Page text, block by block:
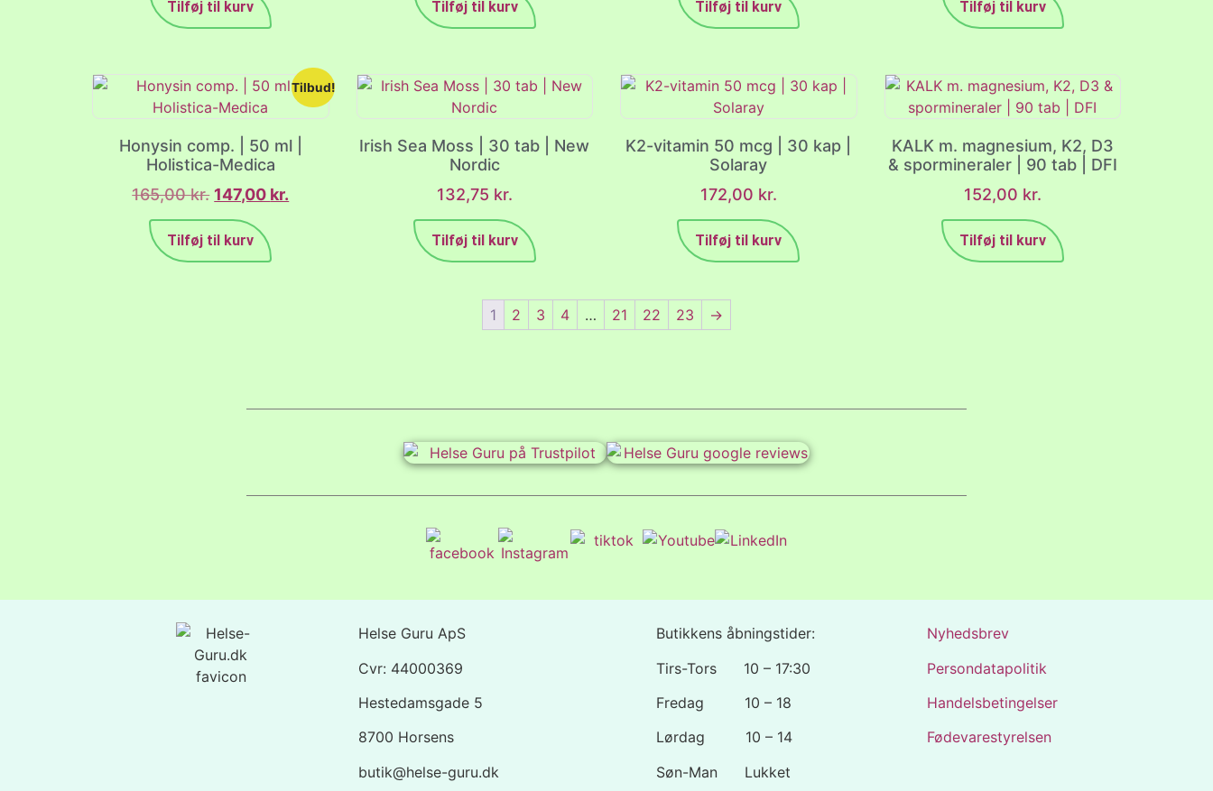
Tilføj til kurv Tilføj til kurv Tilføj til kurv Tilføj til kurv
Tilbud!
Honysin comp. | 50 ml |
Holistica-Medica
165,00kr. 147,00 kr.
Tilføj til kurv
Irish Sea Moss | 30 tab | New
Nordic
132,75 kr.
Tilføj til kurv
K2-vitamin 50 mcg | 30 kap |
Solaray
172,00 kr.
Tilføj til kurv
KALK m. magnesium, K2, D3
& spormineraler | 90 tab | DFI
152,00 kr.
Tilføj til kurv
1 2 3 4 … 21 22 23 →
Helse Guru ApS
Cvr: 44000369
Hestedamsgade 5
8700 Horsens
butik@helse-guru.dk
Butikkens åbningstider:
Tirs-Tors 10 – 17:30
Fredag 10 – 18
Lørdag 10 – 14
Søn-Man Lukket
Nyhedsbrev
Persondatapolitik
Handelsbetingelser
Fødevarestyrelsen